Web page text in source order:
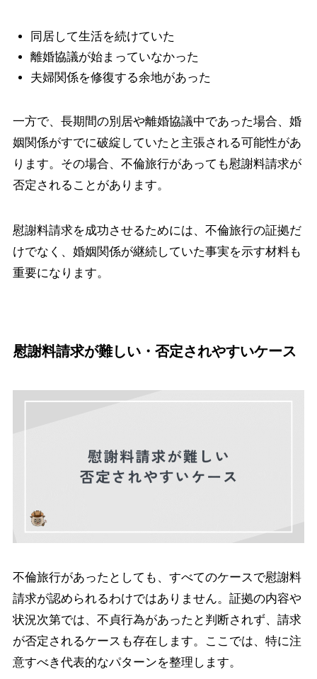
同居して生活を続けていた
離婚協議が始まっていなかった
夫婦関係を修復する余地があった
一方で、長期間の別居や離婚協議中であった場合、婚
姻関係がすでに破綻していたと主張される可能性があ
ります。その場合、不倫旅行があっても慰謝料請求が
否定されることがあります。
慰謝料請求を成功させるためには、不倫旅行の証拠だ
けでなく、婚姻関係が継続していた事実を示す材料も
重要になります。
慰謝料請求が難しい・否定されやすいケース
不倫旅行があったとしても、すべてのケースで慰謝料
請求が認められるわけではありません。証拠の内容や
状況次第では、不貞行為があったと判断されず、請求
が否定されるケースも存在します。ここでは、特に注
意すべき代表的なパターンを整理します。